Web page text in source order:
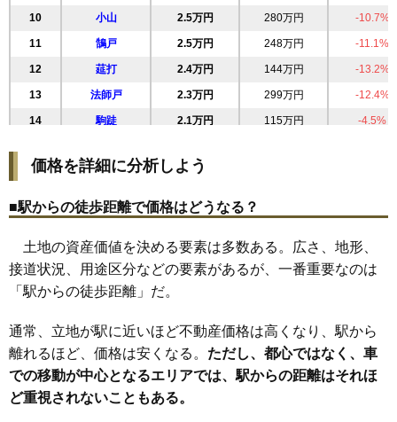
10 小山 2.5万円 280万円 -10.7%
11 鵠戸 2.5万円 248万円 -11.1%
12 莚打 2.4万円 144万円 -13.2%
13 法師戸 2.3万円 299万円 -12.4%
14 駒跿 2.1万円 115万円 -4.5%
16 庄右衛門新田 2.0万円
17 馬立 2.0万円
19 中里 1.7万円 223万円 -22.6%
20 幸田 1.6万円 213万円 -12.0%
21 寺久
22 弓田 1.6万円 249万円 -19.0%
23 矢作 1.6万円 157万円 -22.2%
24 猫実 1.5万円 216万円 -24.8%
25 生子新田 1.3万円
価格を詳細に分析しよう
■駅からの徒歩距離で価格はどうなる？
土地の資産価値を決める要素は多数ある。広さ、地形、
接道状況、用途区分などの要素があるが、一番重要なのは
「駅からの徒歩距離」だ。
通常、立地が駅に近いほど不動産価格は高くなり、駅から
離れるほど、価格は安くなる。 ただし、都心ではなく、車
での移動が中心となるエリアでは、駅からの距離はそれほ
ど重視されないこともある。